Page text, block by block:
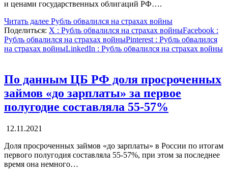
и ценами государственных облигаций РФ….
Читать далее Рубль обвалился на страхах войны
Поделиться: X : Рубль обвалился на страхах войныFacebook :
Рубль обвалился на страхах войныPinterest: Рубль обвалился
на страхах войныLinkedIn : Рубль обвалился на страхах войны
По данным ЦБ РФ доля просроченных
займов «до зарплаты» за первое
полугодие составляла 55-57%
12.11.2021
Доля просроченных займов «до зарплаты» в России по итогам
первого полугодия составляла 55-57%, при этом за последнее
время она немного…